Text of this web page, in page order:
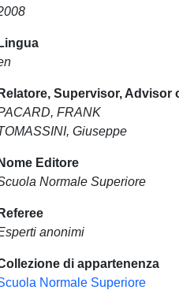
Lingua
Relatore, Supervisor, Advisor
FRANK
Giuseppe
Nome Editore
Normale Superiore
Referee
anonimi
di appartenenza
Normale Superiore